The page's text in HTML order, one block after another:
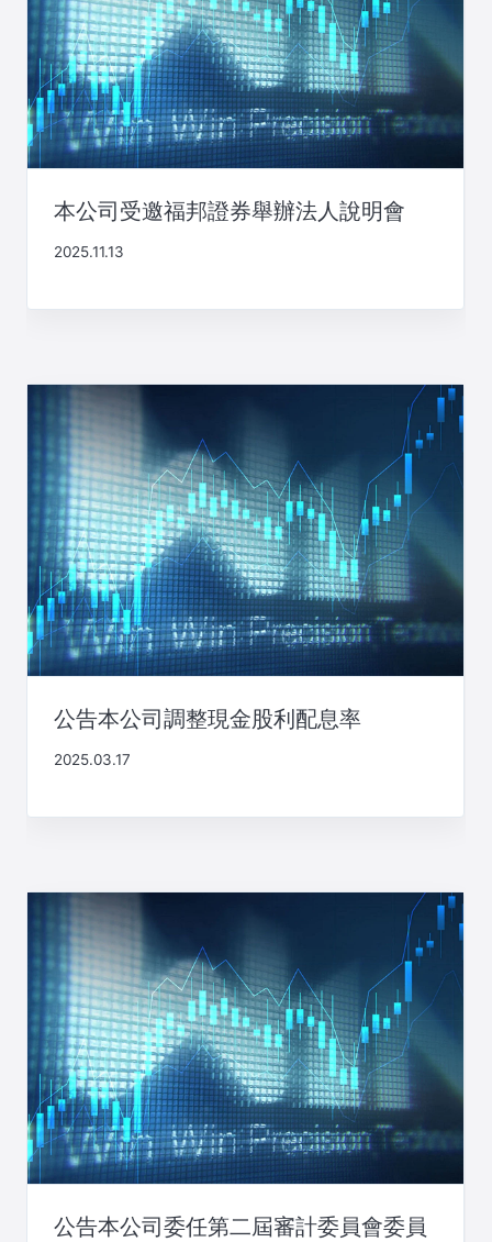
本公司受邀福邦證券舉辦法人說明會
2025.11.13
公告本公司調整現金股利配息率
2025.03.17
公告本公司委任第二屆審計委員會委員